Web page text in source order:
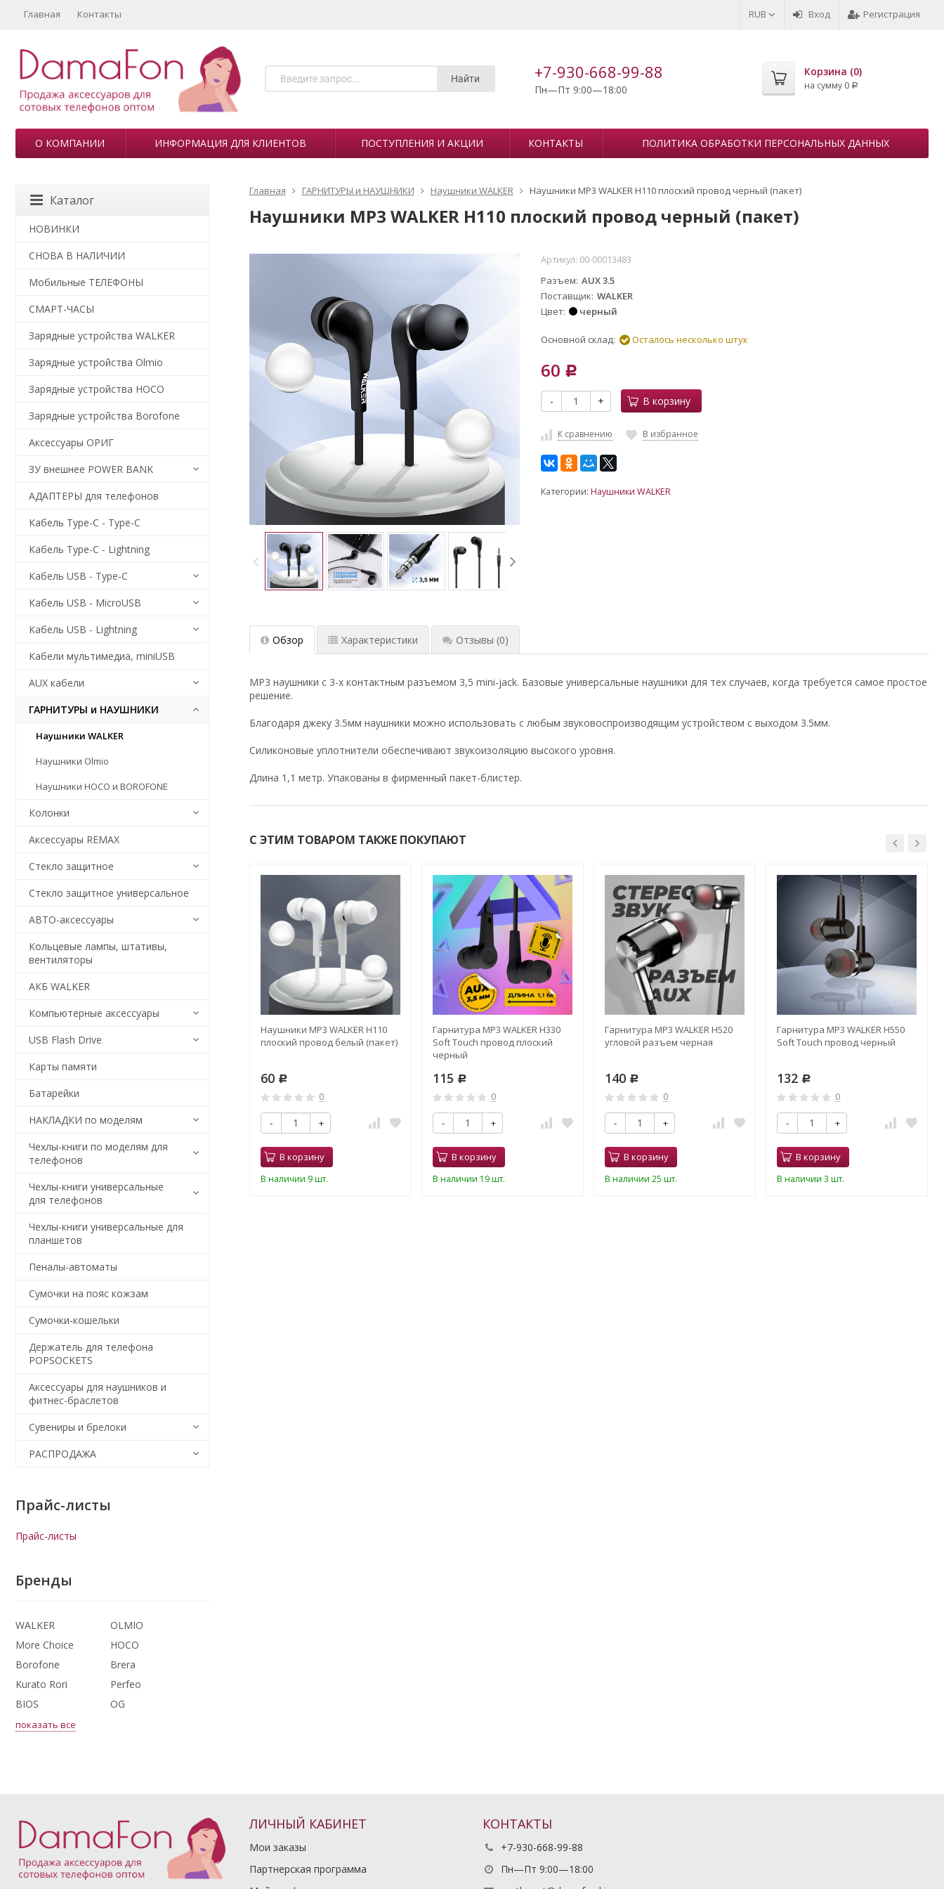
RUB Вход Регистрация
Главная Контакты
Найти +7-930-668-99-88
Пн—Пт 9:00—18:00
Корзина (0)
на сумму 0 Р
О КОМПАНИИ ИНФОРМАЦИЯ ДЛЯ КЛИЕНТОВ ПОСТУПЛЕНИЯ И АКЦИИ КОНТАКТЫ ПОЛИТИКА ОБРАБОТКИ ПЕРСОНАЛЬНЫХ ДАННЫХ
Главная ГАРНИТУРЫ и НАУШНИКИ Наушники WALKER Наушники MP3 WALKER H110 плоский провод черный (пакет)
Наушники MP3 WALKER H110 плоский провод черный (пакет)
Артикул: 00-00013483
Разъем AUX 3.5
Поставщик WALKER
Цвет
черный
Основной склад: Осталось несколько штук
60 Р
- + В корзину
К сравнению В избранное
Категории:Наушники WALKER
Обзор Характеристики Отзывы (0)
MP3 наушники с 3-х контактным разъемом 3,5 mini-jack. Базовые универсальные наушники для тех случаев, когда требуется самое простое
решение.
Благодаря джеку 3.5мм наушники можно использовать с любым звуковоспроизводящим устройством с выходом 3.5мм.
Силиконовые уплотнители обеспечивают звукоизоляцию высокого уровня.
Длина 1,1 метр. Упакованы в фирменный пакет-блистер.
С ЭТИМ ТОВАРОМ ТАКЖЕ ПОКУПАЮТ
2.1A, Max 10.5W + кабель
-
В корзину
Наушники MP3 WALKER H110
плоский провод белый (пакет)
60 Р
0
- +
В корзину
В наличии 9 шт.
Гарнитура MP3 WALKER H330
Soft Touch провод плоский
черный
115 Р
0
- +
В корзину
В наличии 19 шт.
Гарнитура MP3 WALKER H520
угловой разъем черная
140 Р
0
- +
В корзину
В наличии 25 шт.
Гарнитура MP3 WALKER H550
Soft Touch провод черный
132 Р
0
- +
В корзину
В наличии 3 шт.
Каталог
НОВИНКИ
СНОВА В НАЛИЧИИ
Мобильные ТЕЛЕФОНЫ
СМАРТ-ЧАСЫ
Зарядные устройства WALKER
Зарядные устройства Olmio
Зарядные устройства HOCO
Зарядные устройства Borofone
Аксессуары ОРИГ
ЗУ внешнее POWER BANK
АДАПТЕРЫ для телефонов
Кабель Type-C - Type-C
Кабель Type-C - Lightning
Кабель USB - Type-C
Кабель USB - MicroUSB
Кабель USB - Lightning
Кабели мультимедиа, miniUSB
AUX кабели
ГАРНИТУРЫ и НАУШНИКИ
Наушники WALKER
Наушники Olmio
Наушники HOCO и BOROFONE
Колонки
Аксессуары REMAX
Стекло защитное
Стекло защитное универсальное
АВТО-аксессуары
Кольцевые лампы, штативы,
вентиляторы
АКБ WALKER
Компьютерные аксессуары
USB Flash Drive
Карты памяти
Батарейки
НАКЛАДКИ по моделям
Чехлы-книги по моделям для
телефонов
Чехлы-книги универсальные
для телефонов
Чехлы-книги универсальные для
планшетов
Пеналы-автоматы
Сумочки на пояс кожзам
Сумочки-кошельки
Держатель для телефона
POPSOCKETS
Аксессуары для наушников и
фитнес-браслетов
Сувениры и брелоки
РАСПРОДАЖА
Прайс-листы
Прайс-листы
Бренды
WALKER
OLMIO
More Choice
HOCO
Borofone
Brera
Kurato Rori
Perfeo
BIOS
OG
показать все
ЛИЧНЫЙ КАБИНЕТ
Мои заказы
Партнерская программа
КОНТАКТЫ
+7-930-668-99-88
Пн—Пт 9:00—18:00